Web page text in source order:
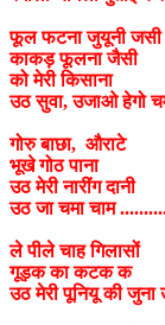
फूल फटना जुयूनी जसी
काकड़ फूलना जैसी
को मेरी किसाना
उठ सुवा, उजाओ हेगो
गोरु बाछा, औराटे
भूखे गोठ पाना
उठ मेरी नारींग दानी
उठ जा चमा चाम
ले पीले चाह गिलासों
गूड़क का कटक क
उठ मेरी पूनियू की जुना